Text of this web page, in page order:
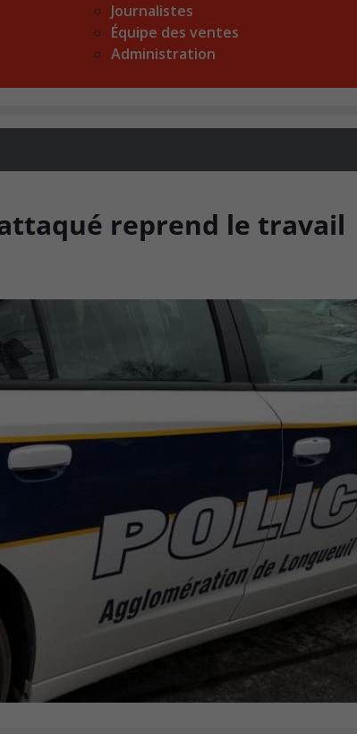
Journalistes
Équipe des ventes
Administration
attaqué reprend le